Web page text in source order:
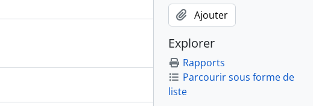
Ajouter
Explorer
Rapports
Parcourir sous forme de
liste